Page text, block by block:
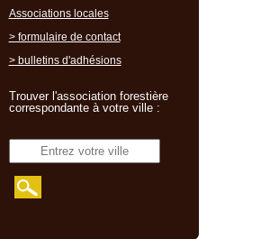
Associations locales
> formulaire de contact
> bulletins d'adhésions
Trouver l'association forestière
correspondante à votre ville :